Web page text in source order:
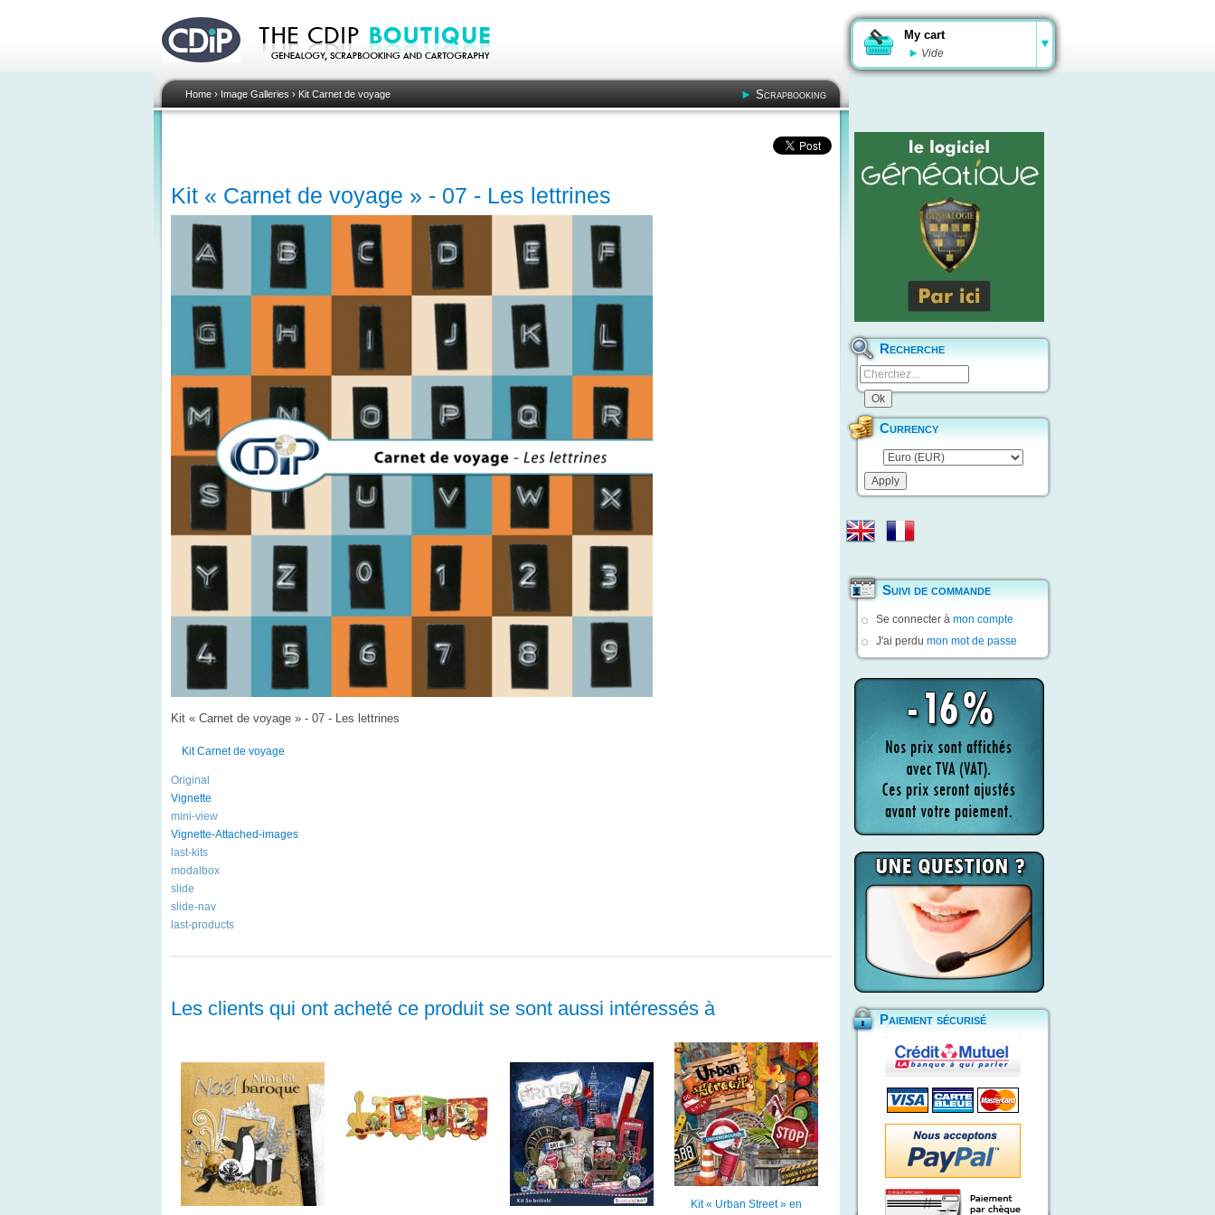
My cart
Vide
Home› Image Galleries › Kit Carnet de voyage Scrapbooking
Kit « Carnet de voyage » - 07 - Les lettrines
Kit « Carnet de voyage » - 07 - Les lettrines
Kit Carnet de voyage
Original
Vignette
mini-view
Vignette-Attached-images
last-kits
modalbox
slide
slide-nav
last-products
Les clients qui ont acheté ce produit se sont aussi intéressés à
Kit « Urban Street » en
Recherche
Currency
Suivi de commande
Se connecter à mon compte
J'ai perdu mon mot de passe
Paiement sécurisé